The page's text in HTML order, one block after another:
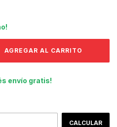
envío gratis!
CALCULAR